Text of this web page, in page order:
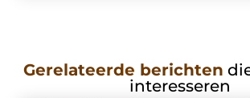
Gerelateerde berichten
interesseren